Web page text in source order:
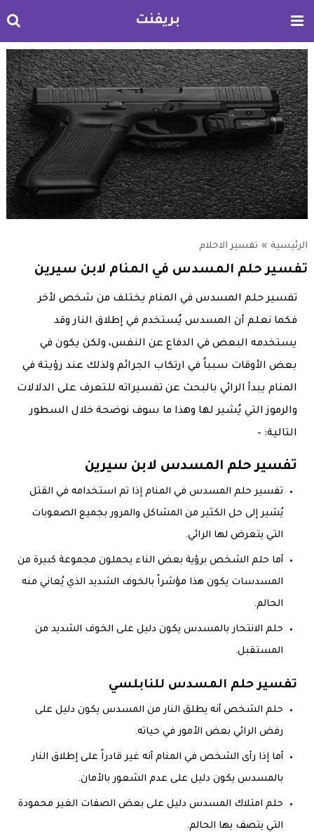
بريفنت
الرئيسية » تفسير الاحلام
تفسير حلم المسدس في المنام لابن سيرين
تفسير حلم المسدس في المنام يختلف من شخص لأخر
فكما نعلم أن المسدس يُستخدم في إطلاق النار وقد
يستخدمه البعض في الدفاع عن النفس، ولكن يكون في
بعض الأوقات سبباً في ارتكاب الجرائم ولذلك عند رؤيتة في
المنام يبدأ الرائي بالبحث عن تفسيراته للتعرف على الدلالات
والرموز التي يُشير لها وهذا ما سوف نوضحة خلال السطور
التالية: –
تفسير حلم المسدس لابن سيرين
تفسير حلم المسدس في المنام إذا تم استخدامه في القتل
يُشير إلى حل الكثير من المشاكل والمرور بجميع الصعوبات
التي يتعرض لها الرائي.
أما حلم الشخص برؤية بعض الناء يحملون مجموعة كبيرة من
المسدسات يكون هذا مؤشراً بالخوف الشديد الذي يُعاني منه
الحالم.
حلم الانتحار بالمسدس يكون دليل على الخوف الشديد من
المستقبل.
تفسير حلم المسدس للنابلسي
حلم الشخص أنه يطلق النار من المسدس يكون دليل على
رفض الرائي بعض الأمور في حياته.
أما إذا رأى الشخص في المنام أنه غير قادراً على إطلاق النار
بالمسدس يكون دليل على عدم الشعور بالأمان.
حلم امتلاك المسدس دليل على بعض الصفات الغير محمودة
التي يتصف بها الحالم.